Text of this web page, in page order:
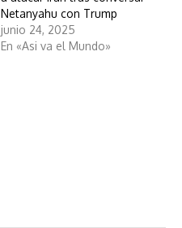
Netanyahu con Trump
junio 24, 2025
En «Asi va el Mundo»